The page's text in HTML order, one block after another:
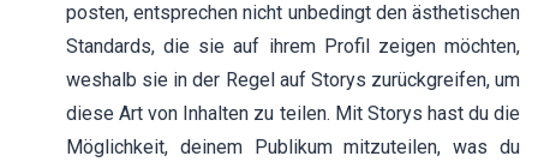
posten, entsprechen nicht unbedingt den ästhetischen
Standards, die sie auf ihrem Profil zeigen möchten,
weshalb sie in der Regel auf Storys zurückgreifen, um
diese Art von Inhalten zu teilen. Mit Storys hast du die
Möglichkeit, deinem Publikum mitzuteilen, was du